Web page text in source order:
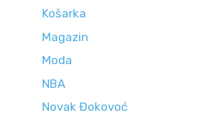
Košarka
Magazin
Moda
NBA
Novak Đokovoć